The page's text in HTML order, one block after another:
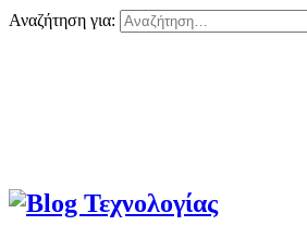
Αναζήτηση για: